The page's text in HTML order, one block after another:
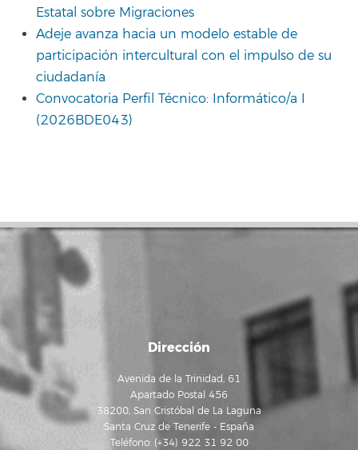
Estatal sobre Migraciones
Adeje avanza hacia un modelo estable de
participación intercultural con el impulso de su
ciudadanía
Convocatoria Perfil Técnico: Informático/a I
(2026BDE043)
Dirección
Avenida de la Trinidad, 61
Apartado Postal 456
38200, San Cristóbal de La Laguna
Santa Cruz de Tenerife - España
Teléfono: (+34) 922 31 92 00